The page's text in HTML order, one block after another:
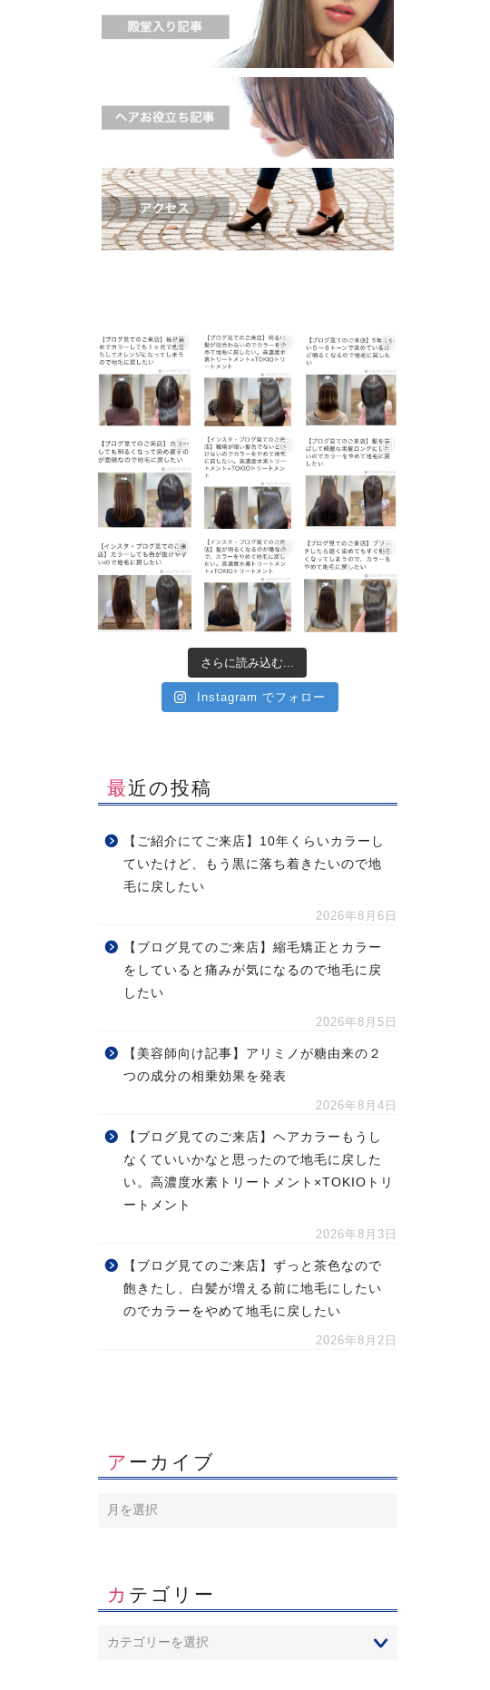
さらに読み込む...
Instagram でフォロー
最近の投稿
【ご紹介にてご来店】10年くらいカラーし
ていたけど、もう黒に落ち着きたいので地
毛に戻したい
2026年8月6日
【ブログ見てのご来店】縮毛矯正とカラー
をしていると痛みが気になるので地毛に戻
したい
2026年8月5日
【美容師向け記事】アリミノが糖由来の２
つの成分の相乗効果を発表
2026年8月4日
【ブログ見てのご来店】ヘアカラーもうし
なくていいかなと思ったので地毛に戻した
い。高濃度水素トリートメント×TOKIOトリ
ートメント
2026年8月3日
【ブログ見てのご来店】ずっと茶色なので
飽きたし、白髪が増える前に地毛にしたい
のでカラーをやめて地毛に戻したい
2026年8月2日
アーカイブ
カテゴリー